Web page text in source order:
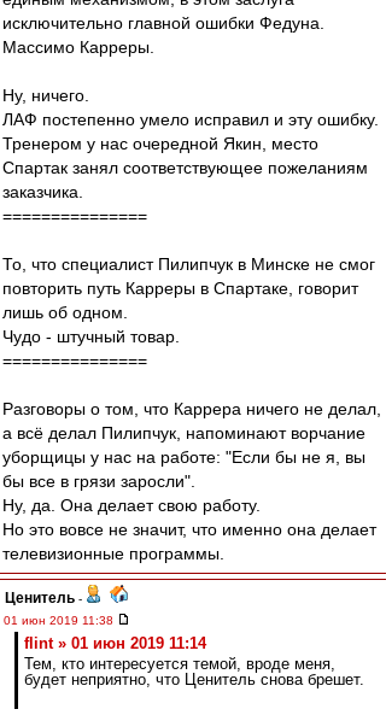
исключительно главной ошибки Федуна.
Массимо Карреры.
Ну, ничего.
ЛАФ постепенно умело исправил и эту ошибку.
Тренером у нас очередной Якин, место
Спартак занял соответствующее пожеланиям
заказчика.
===============
То, что специалист Пилипчук в Минске не смог
повторить путь Карреры в Спартаке, говорит
лишь об одном.
Чудо - штучный товар.
===============
Разговоры о том, что Каррера ничего не делал,
а всё делал Пилипчук, напоминают ворчание
уборщицы у нас на работе: "Если бы не я, вы
бы все в грязи заросли".
Ну, да. Она делает свою работу.
Но это вовсе не значит, что именно она делает
телевизионные программы.
Ценитель -
01 июн 2019 11:38
flint » 01 июн 2019 11:14
Тем, кто интересуется темой, вроде меня,
будет неприятно, что Ценитель снова брешет.